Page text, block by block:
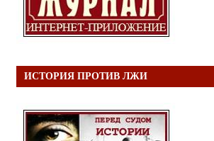
ИСТОРИЯ ПРОТИВ ЛЖИ